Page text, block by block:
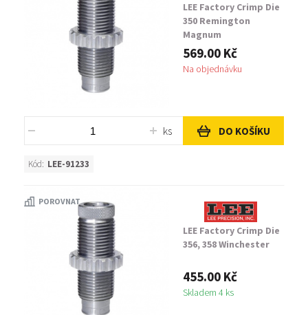
LEE Factory Crimp Die
350 Remington
Magnum
569.00 Kč
Na objednávku
ks DO KOŠÍKU
Kód: LEE-91233
POROVNAT
LEE Factory Crimp Die
356, 358 Winchester
455.00 Kč
Skladem 4 ks